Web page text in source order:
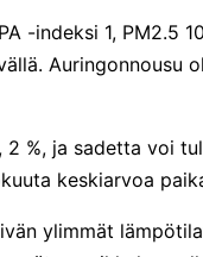
-indeksi 1,
Auringonnousu
2 %, ja sadetta voi
keskiarvoa
ylimmät